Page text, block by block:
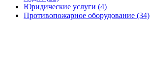
Юридические услуги (4)
Противопожарное оборудование (34)